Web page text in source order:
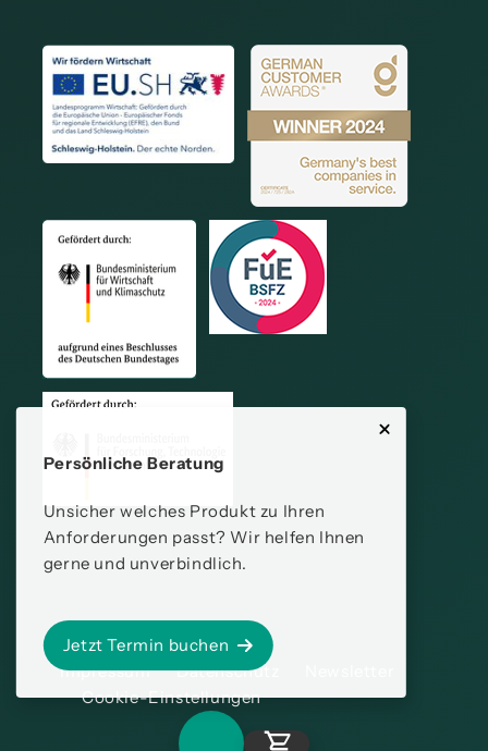
Persönliche Beratung
Unsicher welches Produkt zu Ihren
Anforderungen passt? Wir helfen Ihnen
gerne und unverbindlich.
Jetzt Termin buchen
Impressum Datenschutz
Cookie-Einstellungen